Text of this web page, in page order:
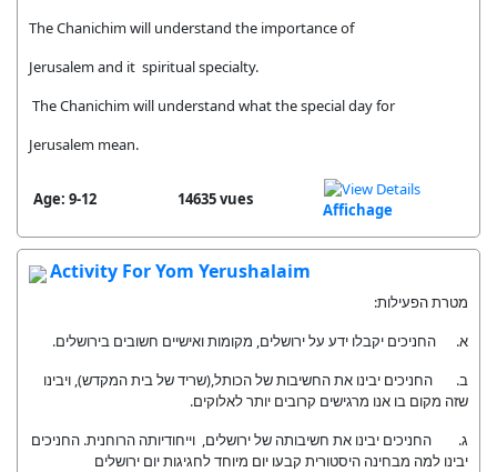
The Chanichim will understand the importance of
Jerusalem and it spiritual specialty.
The Chanichim will understand what the special day for
Jerusalem mean.
Age: 9-12 14635 vues
Affichage
Activity For Yom Yerushalaim
מטרת הפעילות:
א. החניכים יקבלו ידע על ירושלים, מקומות ואישיים חשובים בירושלים.
ב. החניכים יבינו את החשיבות של הכותל,(שריד של בית המקדש), ויבינו
שזה מקום בו אנו מרגישים קרובים יותר לאלוקים.
ג. החניכים יבינו את חשיבותה של ירושלים, וייחודיותה הרוחנית. החניכים
יבינו למה מבחינה היסטורית קבעו יום מיוחד לחגיגות יום ירושלים